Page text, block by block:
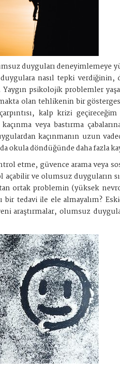
duyguları deneyimlemeye
nasıl tepki verdiğinin,
psikolojik problemler
olan tehlikenin bir göstergesi
kalp krizi
veya bastırma
kaçınmanın uzun
okula döndüğünde daha fazla
etme, güvence arama veya
ve olumsuz duyguların
ortak problemin (yüksek
tedavi ile ele almayalım?
araştırmalar, olumsuz